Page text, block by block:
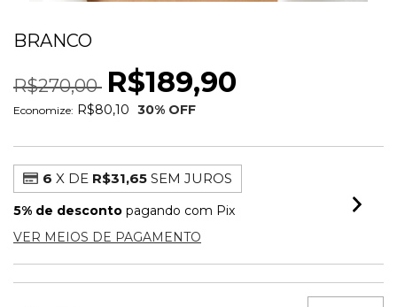
BRANCO
R$270,00 R$189,90
Economize: R$80,10 30% OFF
6 X DE R$31,65 SEM JUROS
5% de desconto pagando com Pix
VER MEIOS DE PAGAMENTO